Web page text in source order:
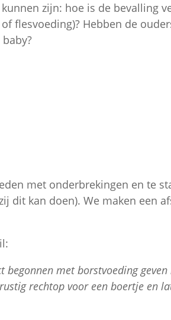
zijn: hoe is de bevalling
flesvoeding)? Hebben de
met onderbrekingen en te
dit kan doen). We maken een
begonnen met borstvoeding geven
rechtop voor een boertje en